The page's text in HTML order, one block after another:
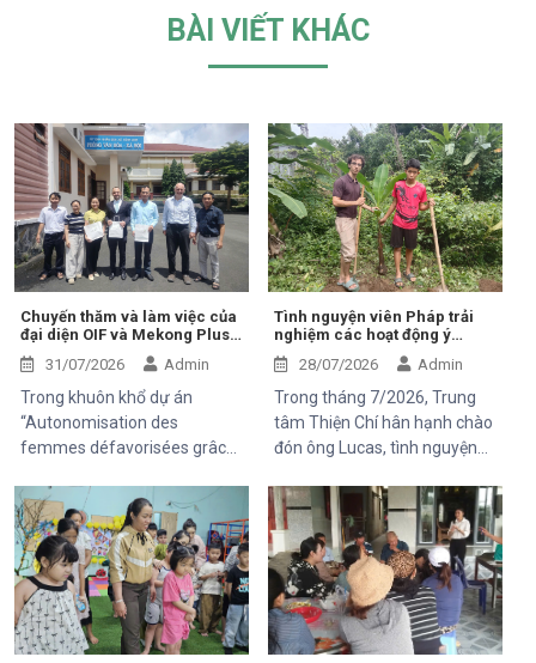
BÀI VIẾT KHÁC
Chuyến thăm và làm việc của
đại diện OIF và Mekong Plus
tại cộng đồng dự án
31/07/2026 Admin
Trong khuôn khổ dự án
“Autonomisation des
femmes défavorisées grâce
économique et à l'accès aux
soins de santé 2025–2028”,
Trung tâm Thiện Chí vinh dự
đón tiếp ông Kaloyan Kolev,
đại diện đơn vị tài trợ
Organisation internationale
de la Francophonie (OIF), và
Tình nguyện viên Pháp trải
nghiệm các hoạt động ý
nghĩa tại Trung tâm Thiện Chí
28/07/2026 Admin
Trong tháng 7/2026, Trung
tâm Thiện Chí hân hạnh chào
đón ông Lucas, tình nguyện
chuyến thăm và trải nghiệm
các hoạt động của dự án do
Mekong Plus tài trợ tại địa
phương.